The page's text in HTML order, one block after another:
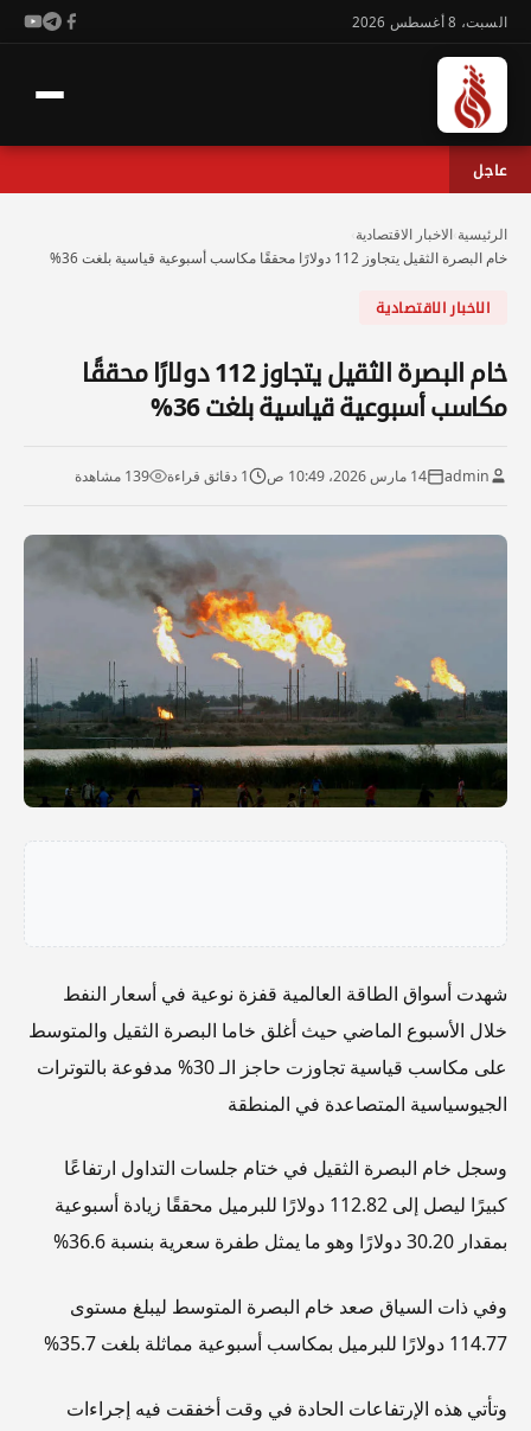
السبت، 8 أغسطس 2026
عاجل
الرئيسية الاخبار الاقتصادية
خام البصرة الثقيل يتجاوز 112 دولارًا محققًا مكاسب أسبوعية قياسية بلغت 36%
الاخبار الاقتصادية
خام البصرة الثقيل يتجاوز 112 دولارًا محققًا
مكاسب أسبوعية قياسية بلغت 36%
admin 14 مارس 2026، 10:49 ص 1 دقائق قراءة 139 مشاهدة
شهدت أسواق الطاقة العالمية قفزة نوعية في أسعار النفط
خلال الأسبوع الماضي حيث أغلق خاما البصرة الثقيل والمتوسط
على مكاسب قياسية تجاوزت حاجز الـ 30% مدفوعة بالتوترات
الجيوسياسية المتصاعدة في المنطقة
وسجل خام البصرة الثقيل في ختام جلسات التداول ارتفاعًا
كبيرًا ليصل إلى 112.82 دولارًا للبرميل محققًا زيادة أسبوعية
بمقدار 30.20 دولارًا وهو ما يمثل طفرة سعرية بنسبة 36.6%
وفي ذات السياق صعد خام البصرة المتوسط ليبلغ مستوى
114.77 دولارًا للبرميل بمكاسب أسبوعية مماثلة بلغت 35.7%
وتأتي هذه الإرتفاعات الحادة في وقت أخفقت فيه إجراءات